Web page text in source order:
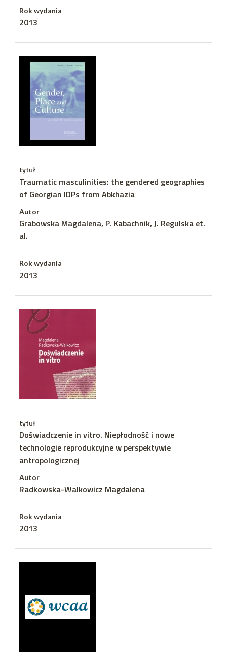
Rok wydania
2013
tytuł
Traumatic masculinities: the gendered geographies
of Georgian IDPs from Abkhazia
Autor
Grabowska Magdalena, P. Kabachnik, J. Regulska et.
al.
Rok wydania
2013
tytuł
Doświadczenie in vitro. Niepłodność i nowe
technologie reprodukcyjne w perspektywie
antropologicznej
Autor
Radkowska-Walkowicz Magdalena
Rok wydania
2013